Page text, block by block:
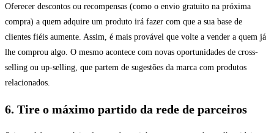
Oferecer descontos ou recompensas (como o envio gratuito na próxima
compra) a quem adquire um produto irá fazer com que a sua base de
clientes fiéis aumente. Assim, é mais provável que volte a vender a quem já
lhe comprou algo. O mesmo acontece com novas oportunidades de cross-
selling ou up-selling, que partem de sugestões da marca com produtos
relacionados.
6. Tire o máximo partido da rede de parceiros